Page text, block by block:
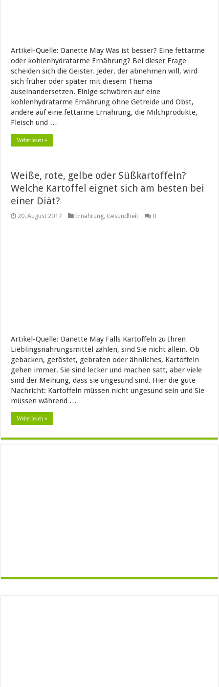
Artikel-Quelle: Danette May Was ist besser? Eine fettarme
oder kohlenhydratarme Ernährung? Bei dieser Frage
scheiden sich die Geister. Jeder, der abnehmen will, wird
sich früher oder später mit diesem Thema
auseinandersetzen. Einige schwören auf eine
kohlenhydratarme Ernährung ohne Getreide und Obst,
andere auf eine fettarme Ernährung, die Milchprodukte,
Fleisch und …
Weiterlesen »
Weiße, rote, gelbe oder Süßkartoffeln?
Welche Kartoffel eignet sich am besten bei
einer Diät?
20. August 2017 Ernährung Gesundheit 0
Artikel-Quelle: Danette May Falls Kartoffeln zu Ihren
Lieblingsnahrungsmittel zählen, sind Sie nicht allein. Ob
gebacken, geröstet, gebraten oder ähnliches, Kartoffeln
gehen immer. Sie sind lecker und machen satt, aber viele
sind der Meinung, dass sie ungesund sind. Hier die gute
Nachricht: Kartoffeln müssen nicht ungesund sein und Sie
müssen während …
Weiterlesen »